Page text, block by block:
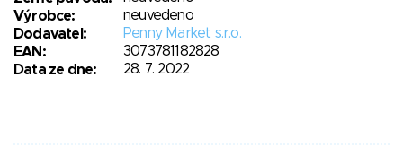
Výrobce:
neuvedeno
Dodavatel:
Penny Market s.r.o.
EAN:
3073781182828
Data ze dne:
28. 7. 2022